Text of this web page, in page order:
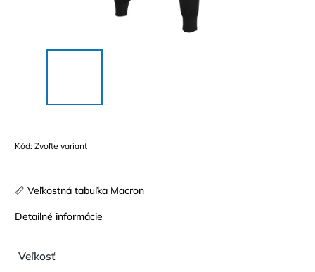
Kód: Zvoľte variant
📏 Veľkostná tabuľka Macron
Detailné informácie
Veľkosť